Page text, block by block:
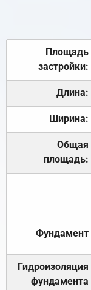
Площадь
застройки:
Длина:
Ширина:
Общая
площадь:
Фундамент
Гидроизоляция
фундамента